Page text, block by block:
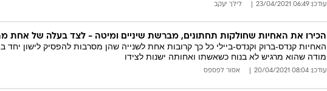
עודכן: 06:49 23/04/2021 לילך יעקב
הכירו את האחיות שחולקות תחתונים, מברשת שיניים ומיטה - לצד בעלה של אחת
האחיות קנדס-ברוק וקנדס-ביילי כל כך קרובות אחת לשנייה שהן מסרבות להפסיק לישון
מודה שהוא מרגיש לא בנוח כשאשתו ואחותה ישנות לצידו
עודכן: 08:04 20/04/2021 אסור לפספס